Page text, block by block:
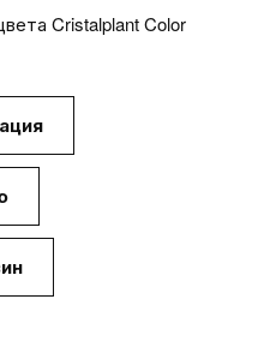
Cristalplant Color